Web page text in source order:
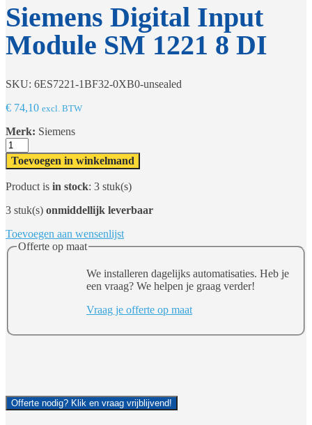
Siemens Digital Input
Module SM 1221 8 DI
SKU: 6ES7221-1BF32-0XB0-unsealed
€ 74,10 excl. BTW
Merk: Siemens
Siemens
Digital
Input
Module
SM
1221
DI
aantal
Toevoegen in winkelmand
Product is in stock: 3 stuk(s)
3 stuk(s) onmiddellijk leverbaar
Toevoegen aan wensenlijst
Offerte op maat
We installeren dagelijks automatisaties. Heb je
een vraag? We helpen je graag verder!
Vraag je offerte op maat
Offerte nodig? Klik en vraag vrijblijvend!